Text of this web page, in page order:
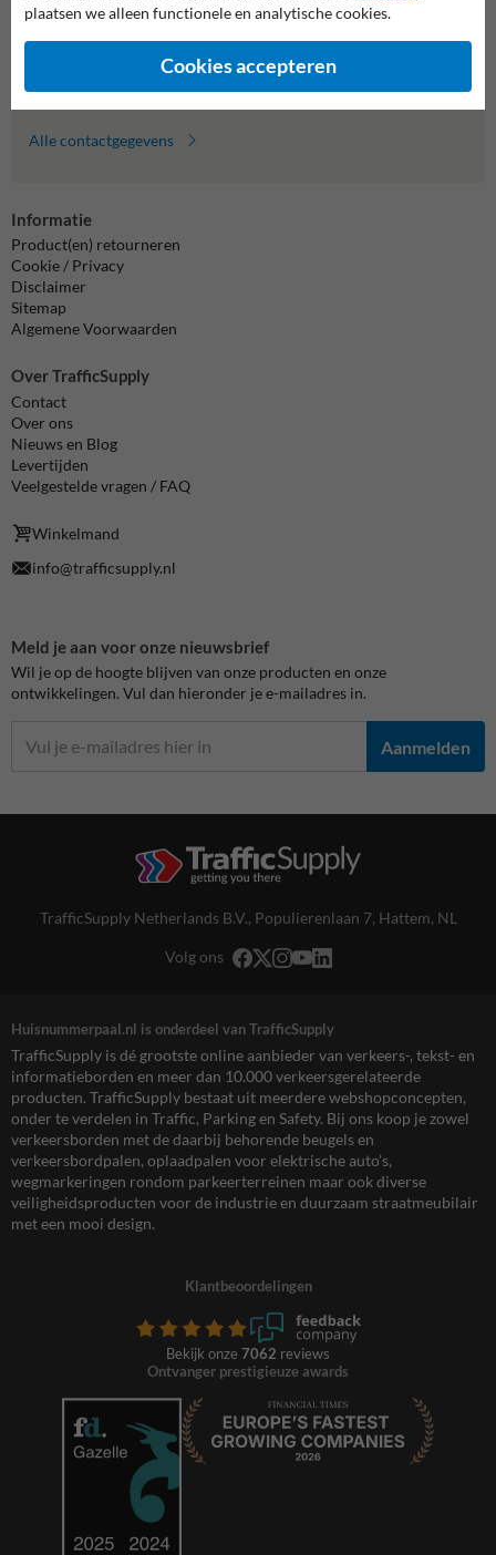
Vragen? Stuur een e-mail naar
info@trafficsupply.nlof vul het
formulier in en we reageren zo spoedig mogelijk.
info@trafficsupply.nl
Alle contactgegevens
Informatie
Product(en) retourneren
Cookie / Privacy
Disclaimer
Sitemap
Algemene Voorwaarden
Over TrafficSupply
Contact
Over ons
Nieuws en Blog
Levertijden
Veelgestelde vragen / FAQ
Winkelmand
info@trafficsupply.nl
Meld je aan voor onze nieuwsbrief
Wil je op de hoogte blijven van onze producten en onze
ontwikkelingen. Vul dan hieronder je e-mailadres in.
Aanmelden
TrafficSupply Netherlands B.V., Populierenlaan 7, Hattem, NL
Volg ons
Huisnummerpaal.nl is onderdeel van TrafficSupply
TrafficSupply is dé grootste online aanbieder van verkeers-, tekst- en
informatieborden en meer dan 10.000 verkeersgerelateerde
producten. TrafficSupply bestaat uit meerdere webshopconcepten,
onder te verdelen in Traffic, Parking en Safety. Bij ons koop je zowel
verkeersborden met de daarbij behorende beugels en
verkeersbordpalen, oplaadpalen voor elektrische auto’s,
wegmarkeringen rondom parkeerterreinen maar ook diverse
veiligheidsproducten voor de industrie en duurzaam straatmeubilair
met een mooi design.
Klantbeoordelingen
Bekijk onze 7062 reviews
Ontvanger prestigieuze awards
plaatsen we alleen functionele en analytische cookies.
Cookies accepteren